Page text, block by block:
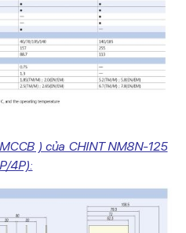
) của CHINT NM8N-125
4P):